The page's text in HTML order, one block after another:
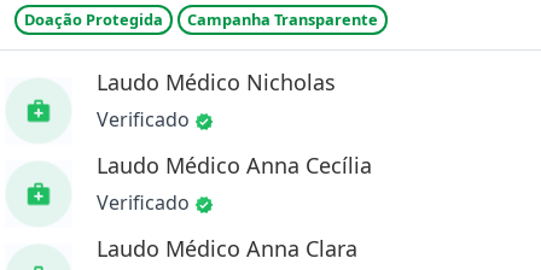
Doação Protegida Campanha Transparente
Laudo Médico Nicholas
Verificado
Laudo Médico Anna Cecília
Verificado
Laudo Médico Anna Clara